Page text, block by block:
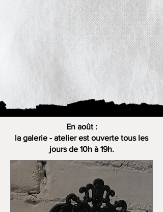
En août :
la galerie - atelier est ouverte tous les
jours de 10h à 19h.